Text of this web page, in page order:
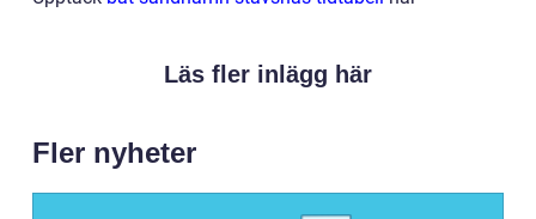
Läs fler inlägg här
Fler nyheter